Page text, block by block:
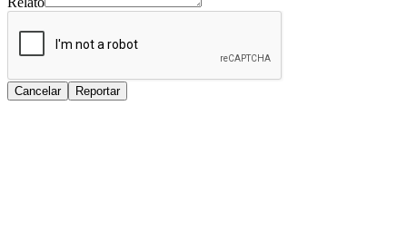
Cancelar Reportar